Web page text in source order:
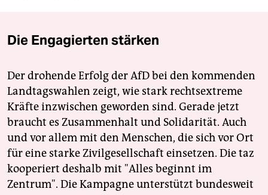
Die Engagierten stärken
Der drohende Erfolg der AfD bei den kommenden
Landtagswahlen zeigt, wie stark rechtsextreme
Kräfte inzwischen geworden sind. Gerade jetzt
braucht es Zusammenhalt und Solidarität. Auch
und vor allem mit den Menschen, die sich vor Ort
für eine starke Zivilgesellschaft einsetzen. Die taz
kooperiert deshalb mit "Alles beginnt im
Zentrum". Die Kampagne unterstützt bundesweit